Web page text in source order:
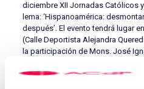
diciembre XII Jornadas Católicos
lema: ‘Hispanoamérica:
después’. El evento tendrá lugar
(Calle Deportista Alejandra
la participación de Mons. José
San Gil Noain, José Francisco
Inaraja o Fernando López de Rego.